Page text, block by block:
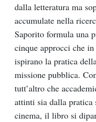
dalla letteratura ma
accumulate nella
Saporito formula una
cinque approcci che
ispirano la pratica
missione pubblica.
tutt’altro che
attinti sia dalla pratica
cinema, il libro si